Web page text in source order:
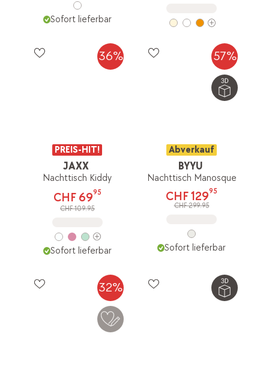
Sofort lieferbar
36%
PREIS-HIT!
JAXX
Nachttisch Kiddy
CHF 6995
CHF 109.95
Sofort lieferbar
57%
Abverkauf
BYYU
Nachttisch Manosque
CHF 12995
CHF 299.95
Sofort lieferbar
32%